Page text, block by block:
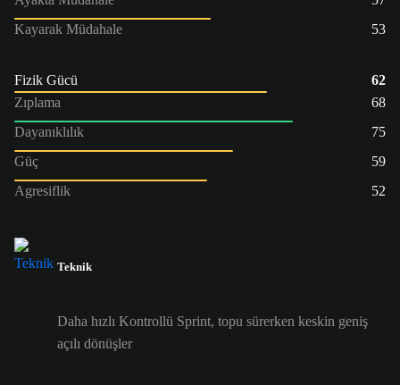
Kayarak Müdahale
53
Fizik Gücü
62
Zıplama
68
Dayanıklılık
75
Güç
59
Agresiflik
52
Teknik
Daha hızlı Kontrollü Sprint, topu sürerken keskin geniş
açılı dönüşler